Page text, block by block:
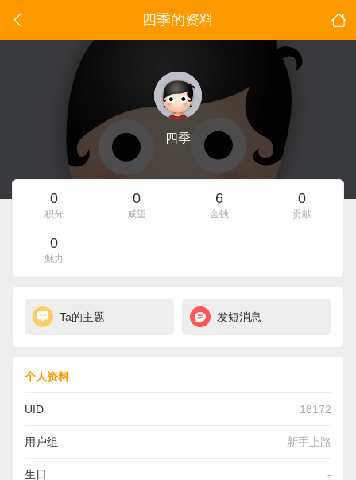
四季的资料
四季
0
积分
0
威望
6
金钱
0
贡献
0
魅力
Ta的主题 发短消息
个人资料
UID 18172
用户组 新手上路
生日 -